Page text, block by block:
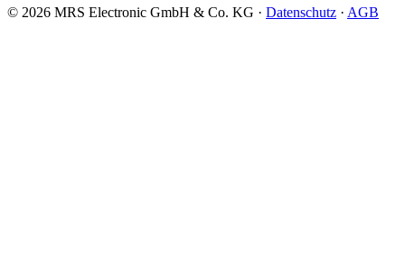
© 2026 MRS Electronic GmbH & Co. KG · Datenschutz · AGB